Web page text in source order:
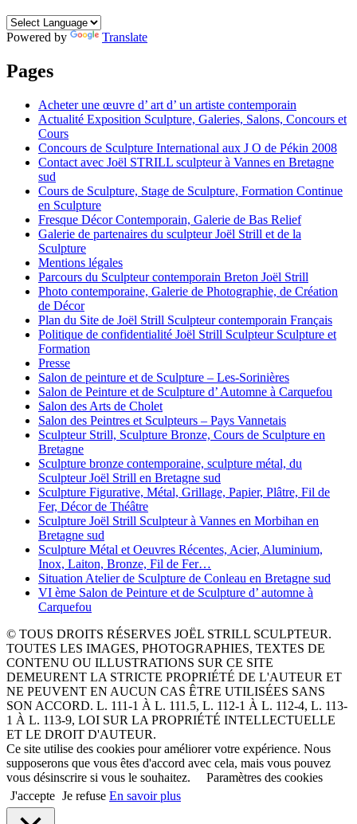
Powered by Translate
Pages
Acheter une œuvre d’ art d’ un artiste contemporain
Actualité Exposition Sculpture, Galeries, Salons, Concours et
Cours
Concours de Sculpture International aux J O de Pékin 2008
Contact avec Joël STRILL sculpteur à Vannes en Bretagne
sud
Cours de Sculpture, Stage de Sculpture, Formation Continue
en Sculpture
Fresque Décor Contemporain, Galerie de Bas Relief
Galerie de partenaires du sculpteur Joël Strill et de la
Sculpture
Mentions légales
Parcours du Sculpteur contemporain Breton Joël Strill
Photo contemporaine, Galerie de Photographie, de Création
de Décor
Plan du Site de Joël Strill Sculpteur contemporain Français
Politique de confidentialité Joël Strill Sculpteur Sculpture et
Formation
Presse
Salon de peinture et de Sculpture – Les-Sorinières
Salon de Peinture et de Sculpture d’ Automne à Carquefou
Salon des Arts de Cholet
Salon des Peintres et Sculpteurs – Pays Vannetais
Sculpteur Strill, Sculpture Bronze, Cours de Sculpture en
Bretagne
Sculpture bronze contemporaine, sculpture métal, du
Sculpteur Joël Strill en Bretagne sud
Sculpture Figurative, Métal, Grillage, Papier, Plâtre, Fil de
Fer, Décor de Théâtre
Sculpture Joël Strill Sculpteur à Vannes en Morbihan en
Bretagne sud
Sculpture Métal et Oeuvres Récentes, Acier, Aluminium,
Inox, Laiton, Bronze, Fil de Fer…
Situation Atelier de Sculpture de Conleau en Bretagne sud
VI ème Salon de Peinture et de Sculpture d’ automne à
Carquefou
© TOUS DROITS RÉSERVES JOËL STRILL SCULPTEUR.
TOUTES LES IMAGES, PHOTOGRAPHIES, TEXTES DE
CONTENU OU ILLUSTRATIONS SUR CE SITE
DEMEURENT LA STRICTE PROPRIÉTÉ DE L'AUTEUR ET
NE PEUVENT EN AUCUN CAS ÊTRE UTILISÉES SANS
SON ACCORD. L. 111-1 À L. 111.5, L. 112-1 À L. 112-4, L. 113-
1 À L. 113-9, LOI SUR LA PROPRIÉTÉ INTELLECTUELLE
ET LE DROIT D'AUTEUR.
Ce site utilise des cookies pour améliorer votre expérience. Nous
supposerons que vous êtes d'accord avec cela, mais vous pouvez
vous désinscrire si vous le souhaitez.
Paramètres des cookies
J'accepte Je refuse En savoir plus